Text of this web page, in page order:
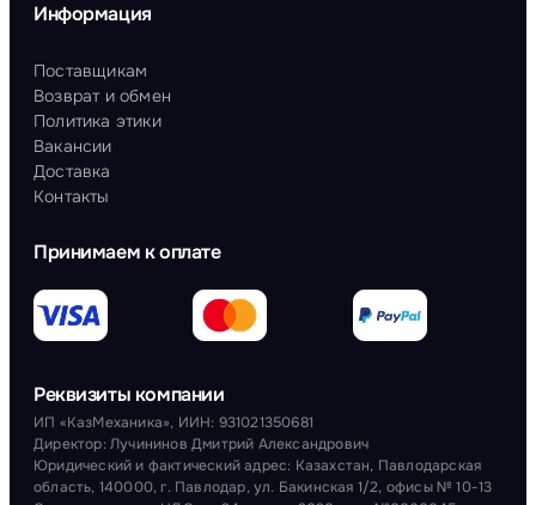
Информация
Поставщикам
Возврат и обмен
Политика этики
Вакансии
Доставка
Контакты
Принимаем к оплате
Реквизиты компании
ИП «КазМеханика», ИИН: 931021350681
Директор: Лучининов Дмитрий Александрович
Юридический и фактический адрес: Казахстан, Павлодарская
область, 140000, г. Павлодар, ул. Бакинская 1/2, офисы № 10-13